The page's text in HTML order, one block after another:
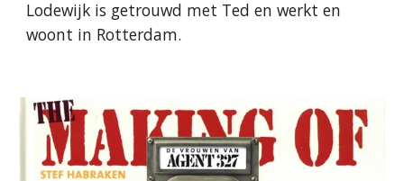
Lodewijk is getrouwd met Ted en werkt en
woont in Rotterdam.